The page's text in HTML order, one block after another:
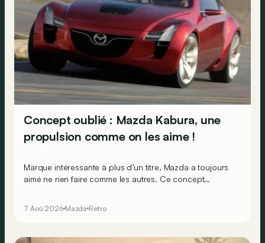
Concept oublié : Mazda Kabura, une
propulsion comme on les aime !
Marque intéressante à plus d’un titre, Mazda a toujours
aimé ne rien faire comme les autres. Ce concept
7 Aoû 2026 Mazda Retro